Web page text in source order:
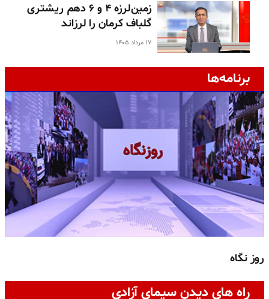
زمین‌لرزه ۴ و ۶ دهم ریشتری
گلباف کرمان را لرزاند
۱۷ مرداد ۱۴۰۵
برنامه‌ها
روز نگاه
راه های دیدن سیمای آزادی